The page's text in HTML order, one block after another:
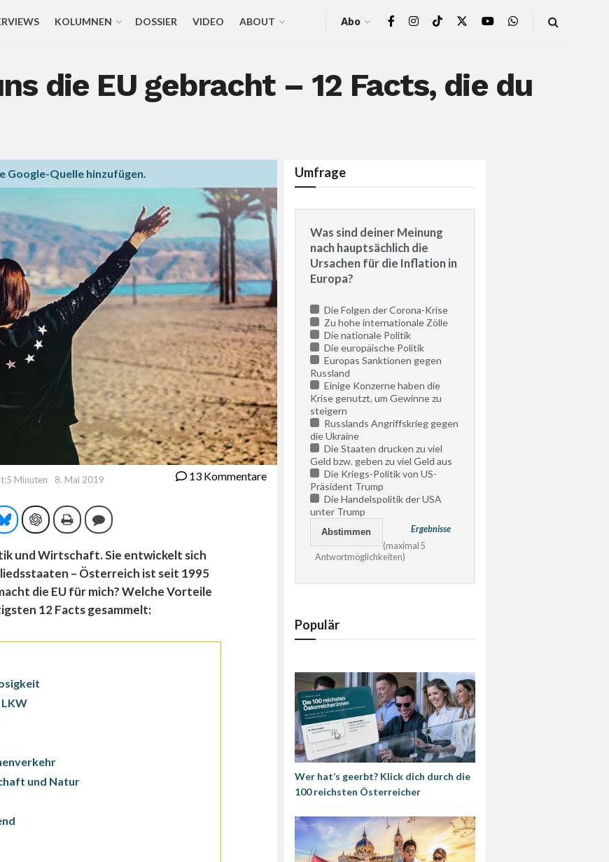
KOLUMNEN DOSSIER VIDEO ABOUT Abo
die EU gebracht – 12 Facts, die du
Quelle hinzufügen.
Minuten 8. Mai 2019 13 Kommentare
BlueskyChatGPTDruckenKommentieren
und Wirtschaft. Sie entwickelt sich
– Österreich ist seit 1995
die EU für mich? Welche Vorteile
12 Facts gesammelt:
und Natur
Umfrage
Was sind deiner Meinung
nach hauptsächlich die
Ursachen für die Inflation in
Europa?
Die Folgen der Corona-Krise
Zu hohe internationale Zölle
Die nationale Politik
Die europäische Politik
Europas Sanktionen gegen
Russland
Einige Konzerne haben die
Krise genutzt, um Gewinne zu
steigern
Russlands Angriffskrieg gegen
die Ukraine
Die Staaten drucken zu viel
Geld bzw. geben zu viel Geld aus
Die Kriegs-Politik von US-
Präsident Trump
Die Handelspolitik der USA
unter Trump
Ergebnisse
(maximal 5
Antwortmöglichkeiten)
Populär
Wer hat’s geerbt? Klick dich durch die
100 reichsten Österreicher